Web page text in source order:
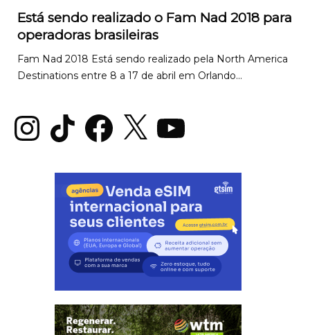
Está sendo realizado o Fam Nad 2018 para
operadoras brasileiras
Fam Nad 2018 Está sendo realizado pela North America
Destinations entre 8 a 17 de abril em Orlando...
InstagramTikTok Facebook
X YouTube